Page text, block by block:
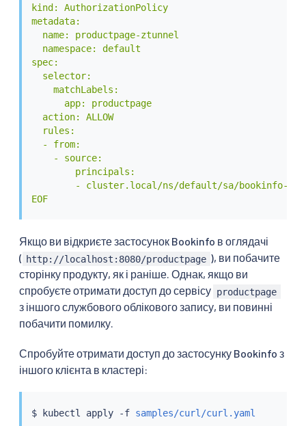
kind: AuthorizationPolicy
metadata:
  name: productpage-ztunnel
  namespace: default
spec:
  selector:
    matchLabels:
      app: productpage
  action: ALLOW
  rules:
  - from:
    - source:
        principals:
- cluster.local/ns/default/sa/bookinfo-
EOF
Якщо ви відкриєте застосунок Bookinfo в оглядачі
( http://localhost:8080/productpage ), ви побачите
сторінку продукту, як і раніше. Однак, якщо ви
спробуєте отримати доступ до сервісу productpage
з іншого службового облікового запису, ви повинні
побачити помилку.
Спробуйте отримати доступ до застосунку Bookinfo з
іншого клієнта в кластері:
$ kubectl apply -f samples/curl/curl.yaml